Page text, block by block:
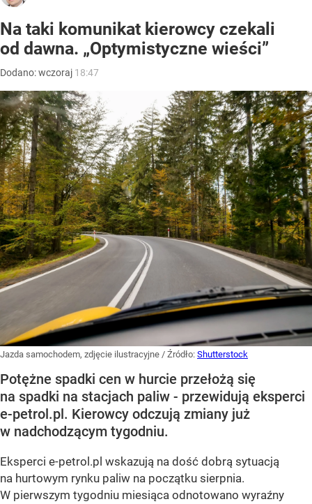
Na taki komunikat kierowcy czekali
od dawna. „Optymistyczne wieści”
Dodano:wczoraj 18:47
Jazda samochodem, zdjęcie ilustracyjne / Źródło: Shutterstock
Potężne spadki cen w hurcie przełożą się
na spadki na stacjach paliw - przewidują eksperci
e-petrol.pl. Kierowcy odczują zmiany już
w nadchodzącym tygodniu.
Eksperci e-petrol.pl wskazują na dość dobrą sytuacją
na hurtowym rynku paliw na początku sierpnia.
W pierwszym tygodniu miesiąca odnotowano wyraźny